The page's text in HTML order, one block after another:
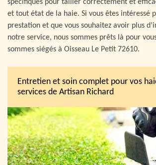
spécifiques pour tailler correctement et
et tout état de la haie. Si vous êtes intéressé
prestation et que vous souhaitez avoir plus
notre service, nous sommes prêts là pour
sommes siégés à Oisseau Le Petit 72610.
Entretien et soin complet pour vos
services de Artisan Richard